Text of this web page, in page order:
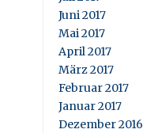
Juni 2017
Mai 2017
April 2017
März 2017
Februar 2017
Januar 2017
Dezember 2016